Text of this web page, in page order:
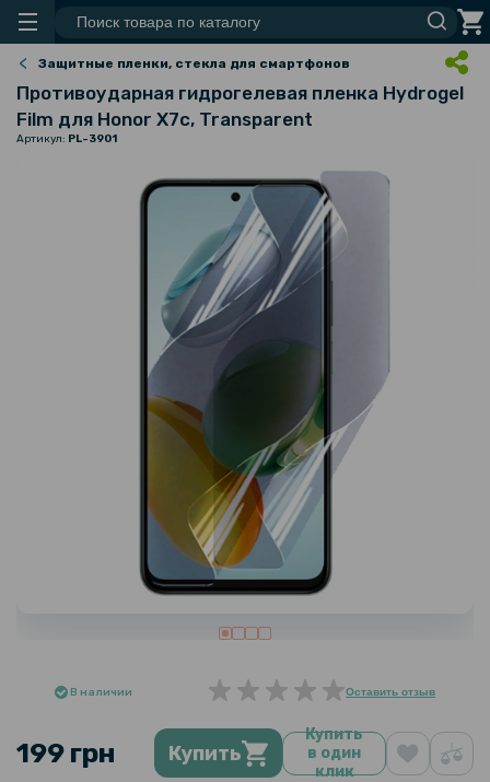
Защитные пленки, стекла для смартфонов
Противоударная гидрогелевая пленка Hydrogel
Film для Honor X7c, Transparent
Артикул: PL-3901
В наличии Оставить отзыв
199 грн Купить
Купить
в один
клик